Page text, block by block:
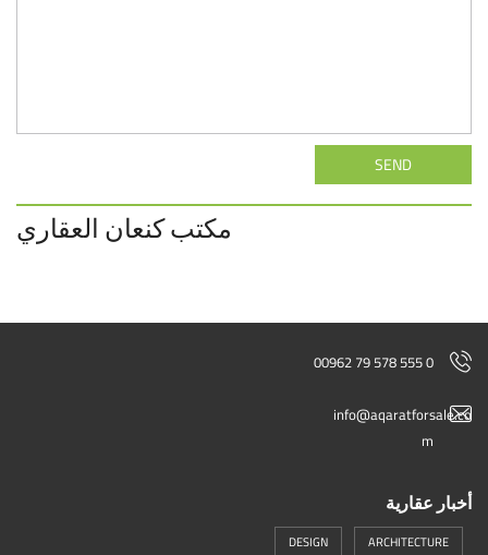
SEND
مكتب كنعان العقاري
00962 79 578 555 0
info@aqaratforsale.co
m
أخبار عقارية
ARCHITECTURE
DESIGN